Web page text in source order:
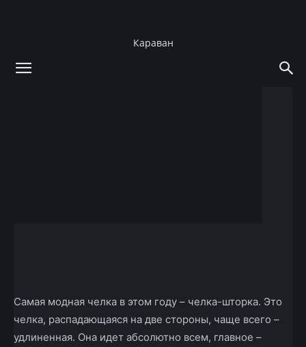
Караван
Самая модная челка в этом году – челка-шторка. Это
челка, распадающаяся на две стороны, чаще всего –
удлиненная. Она идет абсолютно всем, главное –